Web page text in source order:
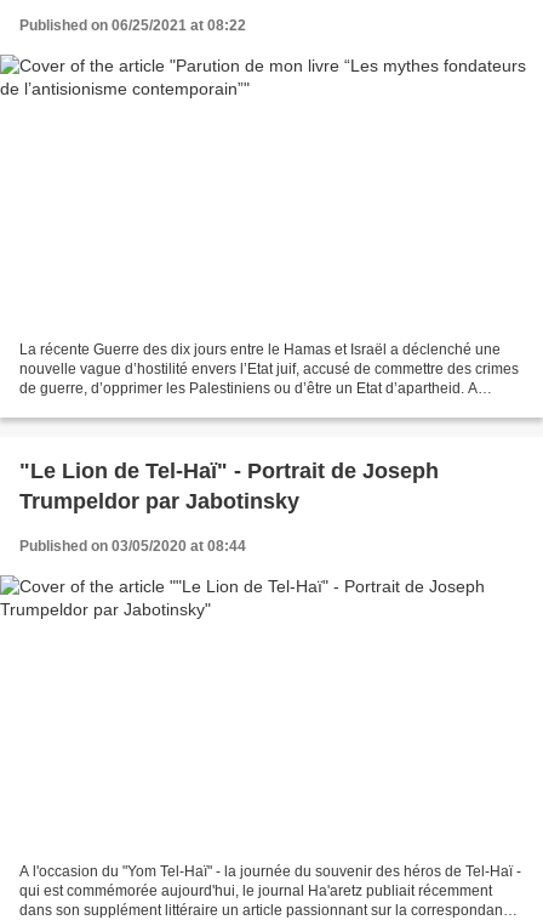
Published on 06/25/2021 at 08:22
La récente Guerre des dix jours entre le Hamas et Israël a déclenché une
nouvelle vague d’hostilité envers l’Etat juif, accusé de commettre des crimes
de guerre, d’opprimer les Palestiniens ou d’être un Etat d’apartheid. A
"Le Lion de Tel-Haï" - Portrait de Joseph
Trumpeldor par Jabotinsky
Published on 03/05/2020 at 08:44
A l'occasion du "Yom Tel-Haï" - la journée du souvenir des héros de Tel-Haï -
qui est commémorée aujourd'hui, le journal Ha'aretz publiait récemment
dans son supplément littéraire un article passionnant sur la correspondance